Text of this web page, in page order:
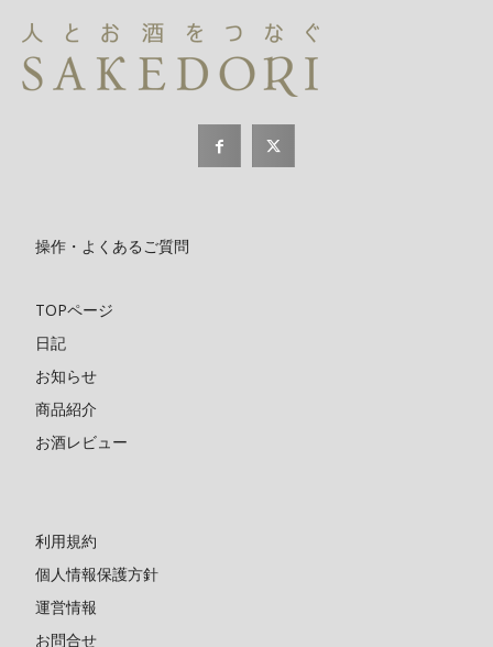
操作・よくあるご質問
TOPページ
日記
お知らせ
商品紹介
お酒レビュー
利用規約
個人情報保護方針
運営情報
お問合せ